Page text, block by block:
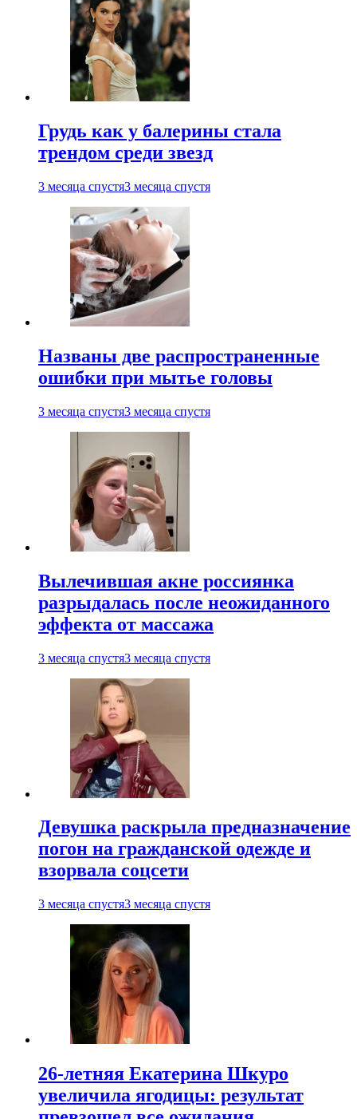
Грудь как у балерины стала
трендом среди звезд
3 месяца спустя3 месяца спустя
Названы две распространенные
ошибки при мытье головы
3 месяца спустя3 месяца спустя
Вылечившая акне россиянка
разрыдалась после неожиданного
эффекта от массажа
3 месяца спустя3 месяца спустя
Девушка раскрыла предназначение
погон на гражданской одежде и
взорвала соцсети
3 месяца спустя3 месяца спустя
26-летняя Екатерина Шкуро
увеличила ягодицы: результат